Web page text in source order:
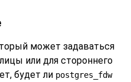
может задаваться
или для стороннего
будет ли postgres_fdw